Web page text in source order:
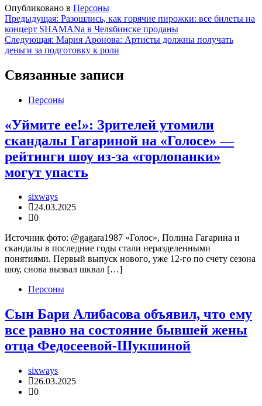
Опубликовано в Персоны
Навигация
по
записям
Предыдущая: Разошлись, как горячие пирожки: все билеты на
концерт SHAMANа в Челябинске проданы
Следующая: Мария Аронова: Артисты должны получать
деньги за подготовку к роли
Связанные записи
Персоны
«Уймите ее!»: Зрителей утомили
скандалы Гагариной на «Голосе» —
рейтинги шоу из-за «горлопанки»
могут упасть
sixways
24.03.2025
0
Источник фото: @gagara1987 «Голос», Полина Гагарина и
скандалы в последние годы стали неразделенными
понятиями. Первый выпуск нового, уже 12-го по счету сезона
шоу, снова вызвал шквал […]
Персоны
Сын Бари Алибасова объявил, что ему
все равно на состояние бывшей жены
отца Федосеевой-Шукшиной
sixways
26.03.2025
0